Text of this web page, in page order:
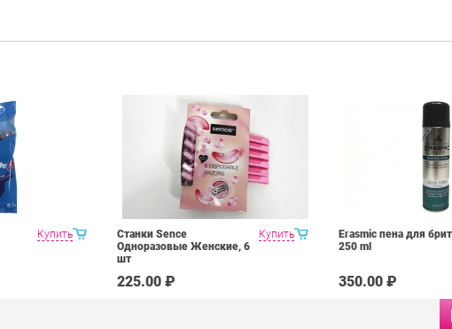
Купить Купить
Станки Sence
Одноразовые Женские, 6
шт
225.00 ₽
Erasmic пена для
250 ml
350.00 ₽